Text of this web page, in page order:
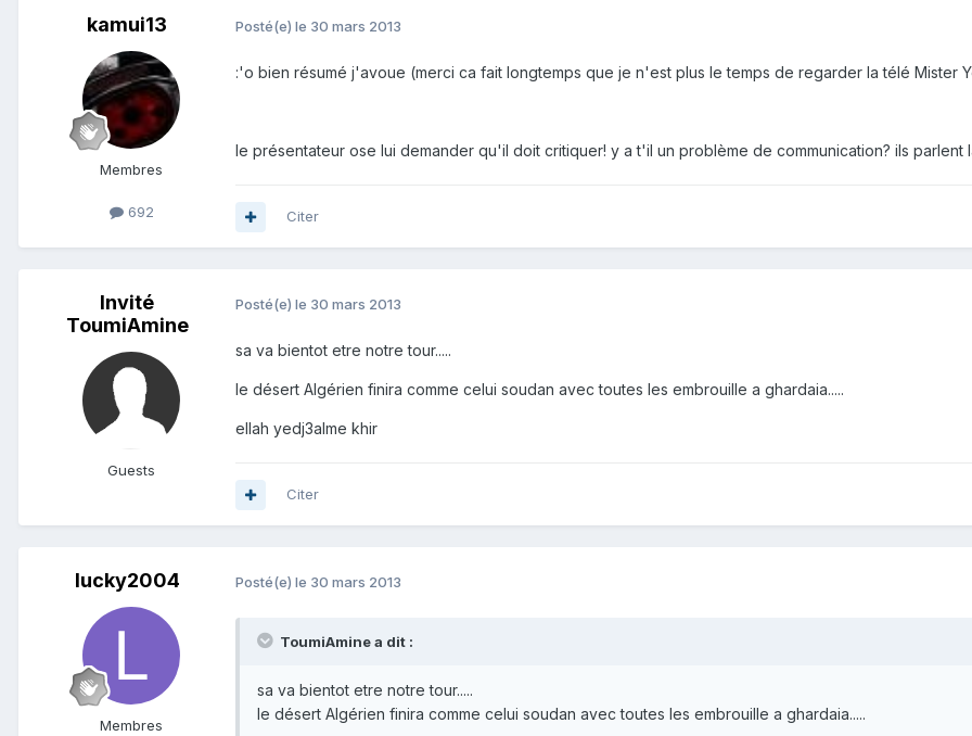
kamui13
Membres
692
Posté(e) le 30 mars 2013
:'o bien résumé j'avoue (merci ca fait longtemps que je n'est plus le temps de regarder la télé Mister
le présentateur ose lui demander qu'il doit critiquer! y a t'il un problème de communication? ils parlent
Citer
Invité
ToumiAmine
Guests
Posté(e) le 30 mars 2013
sa va bientot etre notre tour.....
le désert Algérien finira comme celui soudan avec toutes les embrouille a ghardaia.....
ellah yedj3alme khir
Citer
lucky2004
Membres
Posté(e) le 30 mars 2013
ToumiAmine a dit :
sa va bientot etre notre tour.....
le désert Algérien finira comme celui soudan avec toutes les embrouille a ghardaia.....